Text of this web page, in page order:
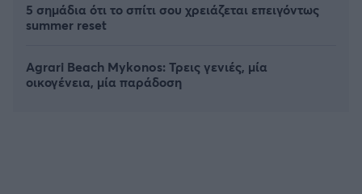
5 σημάδια ότι το σπίτι σου χρειάζεται επειγόντως
summer reset
Agrari Beach Mykonos: Τρεις γενιές, μία
οικογένεια, μία παράδοση